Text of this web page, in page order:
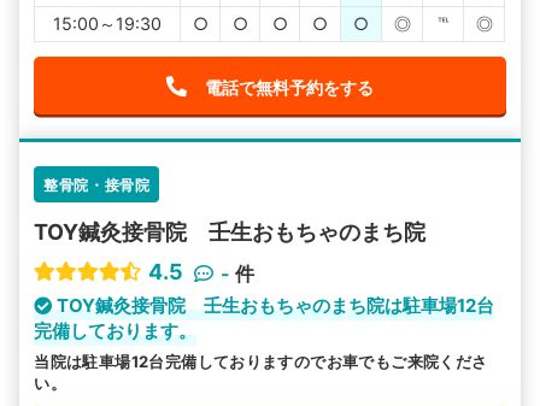
15:00～19:30
○ ○ ○ ○ ○ ◎ ℡ ◎
電話で無料予約をする
整骨院・接骨院
TOY鍼灸接骨院 壬生おもちゃのまち院
4.5
- 件
TOY鍼灸接骨院 壬生おもちゃのまち院は駐車場12台
完備しております。
当院は駐車場12台完備しておりますのでお車でもご来院くださ
い。